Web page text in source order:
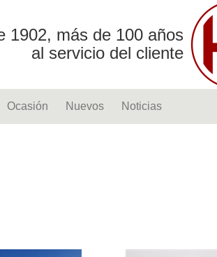
1902, más de 100 años
al servicio del cliente
Ocasión Nuevos Noticias